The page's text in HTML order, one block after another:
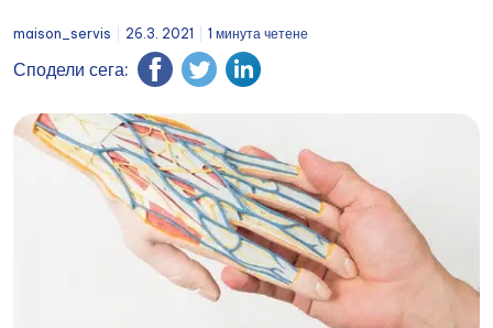
maison_servis 26.3. 2021 1 минута четене
Сподели сега: